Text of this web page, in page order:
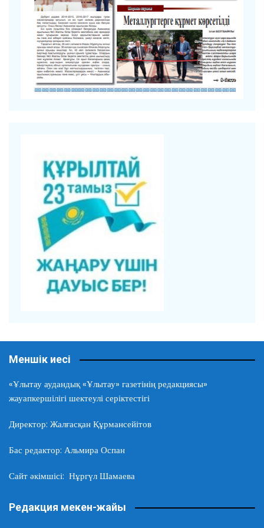
Меншік иесі
«Ұлытау аудандық «Ұлытау» газетінің редакциясы»
жауапкершілігі шектеулі серіктестігі
Директор: Жалғасқан Құрмансейітов
Бас редактор: Альмира Оспан
Сайт әкімшісі: Нұргүл Шамаева
Редакция мекен-жайы